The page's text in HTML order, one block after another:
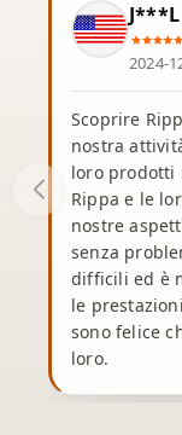
J***L
2024-
Scoprire
nostra
loro prodotti
Rippa e le
nostre
senza
difficili ed è
le
sono felice
loro.